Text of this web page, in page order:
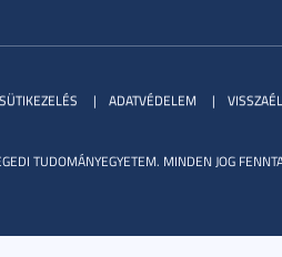
TUDOMÁNYEGYETEM. MINDEN JOG
SÜTIKEZELÉS ADATVÉDELEM